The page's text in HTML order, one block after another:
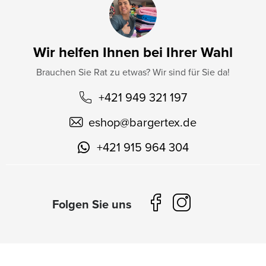
Wir helfen Ihnen bei Ihrer Wahl
Brauchen Sie Rat zu etwas? Wir sind für Sie da!
+421 949 321 197
eshop@bargertex.de
+421 915 964 304